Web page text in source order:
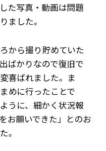
た写真・動画は問題
ました。
から撮り貯めていた
ばかりなので復旧で
喜ばれました。ま
めに行ったことで
うに、細かく状況報
お願いできた」とのお
。